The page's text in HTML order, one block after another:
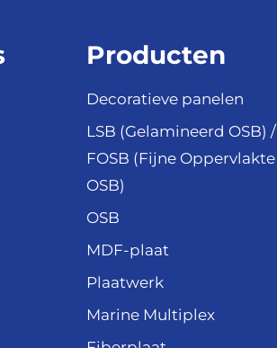
Producten
Decoratieve panelen
LSB (Gelamineerd OSB) /
FOSB (Fijne Oppervlakte
OSB)
OSB
MDF-plaat
Plaatwerk
Marine Multiplex